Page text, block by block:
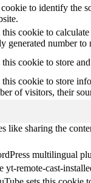
cookie to identify the
cookie to
generated number
cookie to store
cookie to store
of visitors, their
sharing the
multilingual
yt-remote-cast-